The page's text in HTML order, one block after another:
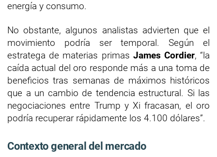
energía y consumo.
No obstante, algunos analistas advierten que el
movimiento podría ser temporal. Según el
estratega de materias primas James Cordier, “la
caída actual del oro responde más a una toma de
beneficios tras semanas de máximos históricos
que a un cambio de tendencia estructural. Si las
negociaciones entre Trump y Xi fracasan, el oro
podría recuperar rápidamente los 4.100 dólares”.
Contexto general del mercado